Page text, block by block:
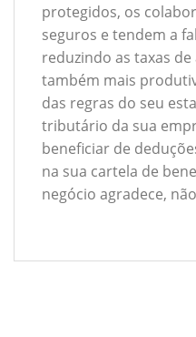
protegidos, os
seguros e tendem a
reduzindo as taxas
também mais
das regras do seu
tributário da sua
beneficiar de
na sua cartela de
negócio agradece,